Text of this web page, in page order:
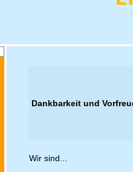
Dankbarkeit und
Wir sind...